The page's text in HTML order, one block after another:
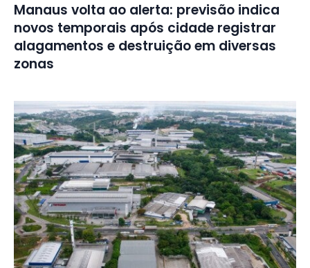
Manaus volta ao alerta: previsão indica
novos temporais após cidade registrar
alagamentos e destruição em diversas
zonas